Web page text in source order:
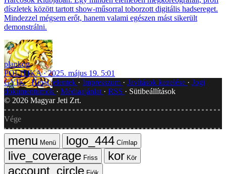
díszletek között tartott show-műsorral toborzott digitális hadsereget.
Mindezzel mégsem erőt, hanem valami egészen mást sikerült
demonstrálni.
plankog
POLITIKA
2025. május 19. 5:01
GYIK Hibát jelentek Impresszum Javítások kezelése
Jogi
dokumentumok
Médiaajánlat RSS
Sütibeállítások
© 2026 Magyar Jeti Zrt.
Vége
Menü
Címlap
Friss
Kör